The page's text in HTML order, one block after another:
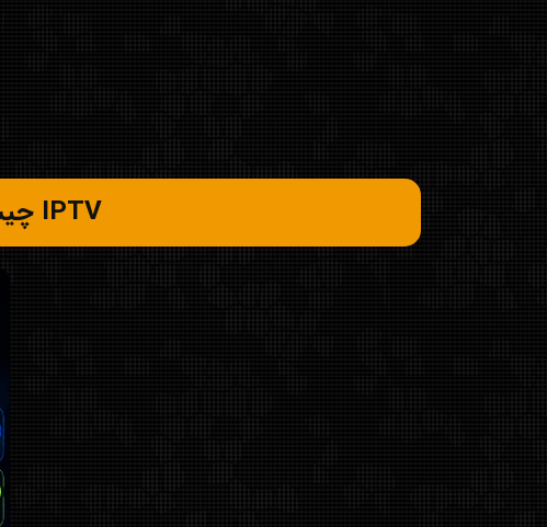
IPTV چیست؟ راهنمای کامل IPTV + نحوه استفاده و مزایا